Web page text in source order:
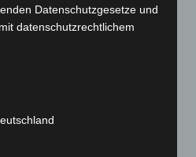
Datenschutzgesetze und
datenschutzrechtlichem